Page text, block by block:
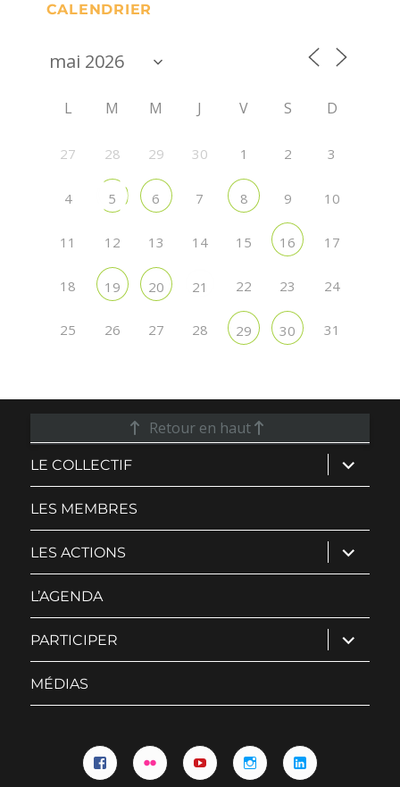
CALENDRIER
L M M J V S D
27 28 29 30 1 2 3
4 5 6 7 8 9 10
11 12 13 14 15 16 17
18 19 20 21 22 23 24
25 26 27 28 29 30 31
Retour en haut
LE COLLECTIF ouvrir
le
sous-
LES MEMBRES
LES ACTIONS ouvrir
le
sous-
L’AGENDA
PARTICIPER ouvrir
le
sous-
MÉDIAS